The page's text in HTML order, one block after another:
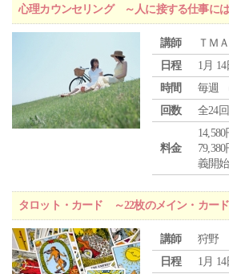
心理カウンセリング ～人に接する仕事に
講師
ＴＭ
日程
1月
時間
毎週
回数
全24回
料金
義開
タロット・カード ～22枚のメイン・カー
講師
狩野
日程
1月